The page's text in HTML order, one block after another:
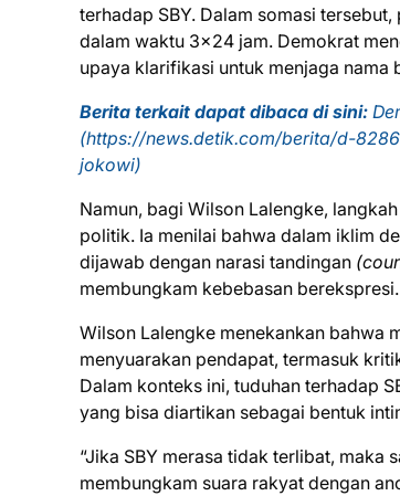
terhadap SBY. Dalam somasi
dalam waktu 3x24 jam. Demokrat
upaya klarifikasi untuk menjaga nama
Berita terkait dapat dibaca di sini:
(https://news.detik.com/berita/d-
jokowi)
Namun, bagi Wilson Lalengke,
politik. Ia menilai bahwa dalam iklim
dijawab dengan narasi tandingan
membungkam kebebasan berekspresi.
Wilson Lalengke menekankan bahwa
menyuarakan pendapat, termasuk
Dalam konteks ini, tuduhan terhadap
yang bisa diartikan sebagai bentuk
“Jika SBY merasa tidak terlibat, maka
membungkam suara rakyat dengan